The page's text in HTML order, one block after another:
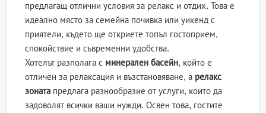
предлагащ отлични условия за релакс и отдих. Това е
идеално място за семейна почивка или уикенд с
приятели, където ще откриете топъл гостоприем,
спокойствие и съвременни удобства.
Хотелът разполага с минерален басейн, който е
отличен за релаксация и възстановяване, а релакс
зоната предлага разнообразие от услуги, които да
задоволят всички ваши нужди. Освен това, гостите